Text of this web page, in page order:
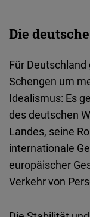
Die
Für Deutschland
Schengen um
Idealismus: Es
des deutschen
Landes, seine
internationale
europäischer
Verkehr von